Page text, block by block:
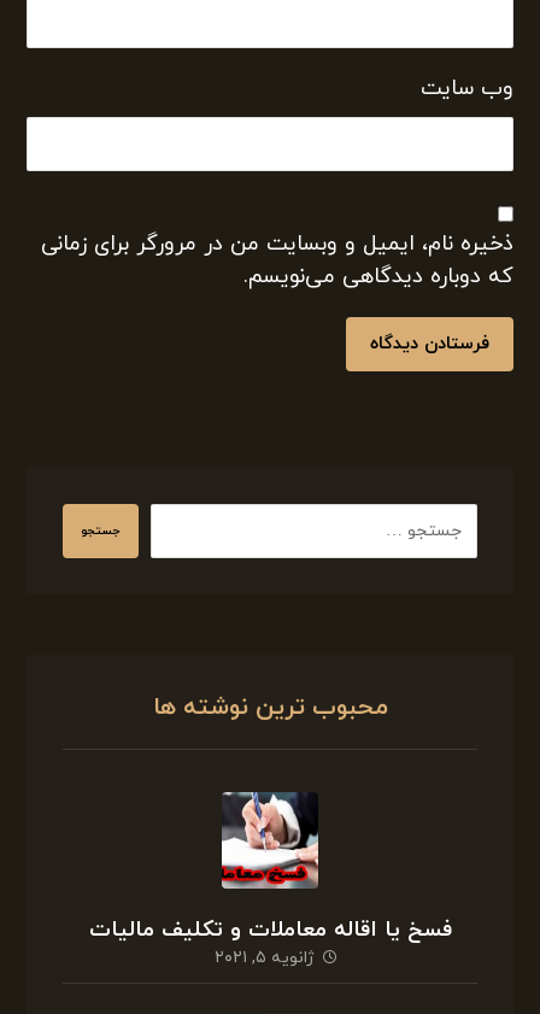
وب‌ سایت
ذخیره نام، ایمیل و وبسایت من در مرورگر برای زمانی
که دوباره دیدگاهی می‌نویسم.
فرستادن دیدگاه
جستجو
محبوب ترین نوشته ها
فسخ یا اقاله معاملات و تکلیف مالیات
ژانویه ۵, ۲۰۲۱